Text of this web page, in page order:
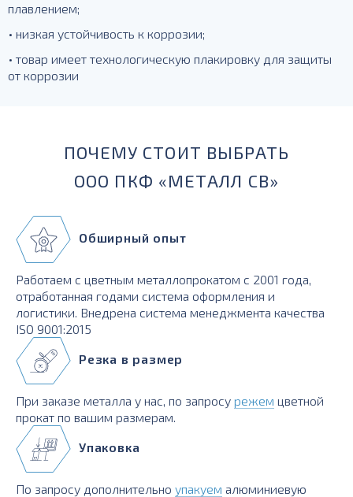
плавлением;
• низкая устойчивость к коррозии;
• товар имеет технологическую плакировку для защиты
от коррозии
ПОЧЕМУ СТОИТ ВЫБРАТЬ
ООО ПКФ «МЕТАЛЛ СВ»
Обширный опыт
Работаем с цветным металлопрокатом с 2001 года,
отработанная годами система оформления и
логистики. Внедрена система менеджмента качества
ISO 9001:2015
Резка в размер
При заказе металла у нас, по запросу режем цветной
прокат по вашим размерам.
Упаковка
По запросу дополнительно упакуем алюминиевую